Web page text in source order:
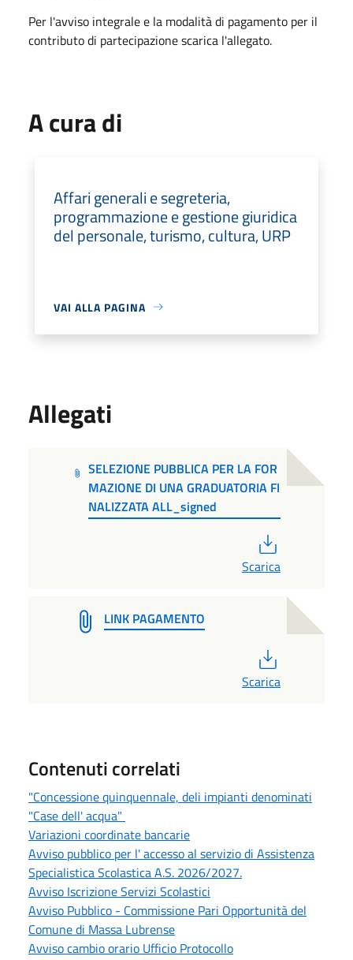
Per l'avviso integrale e la modalità di pagamento per il
contributo di partecipazione scarica l'allegato.
A cura di
Affari generali e segreteria,
programmazione e gestione giuridica
del personale, turismo, cultura, URP
VAI ALLA PAGINA
Allegati
SELEZIONE PUBBLICA PER LA FOR
MAZIONE DI UNA GRADUATORIA FI
NALIZZATA ALL_signed
Scarica
LINK PAGAMENTO
Scarica
Contenuti correlati
"Concessione quinquennale, deli impianti denominati
"Case dell' acqua"
Variazioni coordinate bancarie
Avviso pubblico per l' accesso al servizio di Assistenza
Specialistica Scolastica A.S. 2026/2027.
Avviso Iscrizione Servizi Scolastici
Avviso Pubblico - Commissione Pari Opportunità del
Comune di Massa Lubrense
Avviso cambio orario Ufficio Protocollo